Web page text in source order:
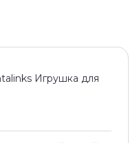
Игрушка для